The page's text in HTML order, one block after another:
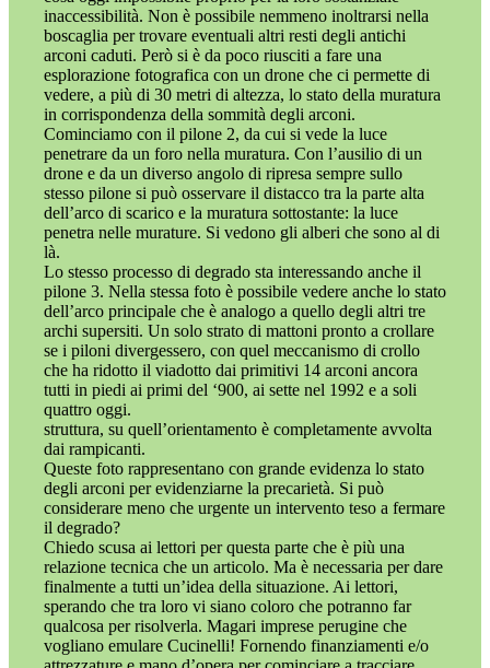
inaccessibilità. Non è possibile nemmeno inoltrarsi nella
boscaglia per trovare eventuali altri resti degli antichi
arconi caduti. Però si è da poco riusciti a fare una
esplorazione fotografica con un drone che ci permette di
vedere, a più di 30 metri di altezza, lo stato della muratura
in corrispondenza della sommità degli arconi.
Cominciamo con il pilone 2, da cui si vede la luce
penetrare da un foro nella muratura. Con l’ausilio di un
drone e da un diverso angolo di ripresa sempre sullo
stesso pilone si può osservare il distacco tra la parte alta
dell’arco di scarico e la muratura sottostante: la luce
penetra nelle murature. Si vedono gli alberi che sono al di
là.
Lo stesso processo di degrado sta interessando anche il
pilone 3. Nella stessa foto è possibile vedere anche lo stato
dell’arco principale che è analogo a quello degli altri tre
archi supersiti. Un solo strato di mattoni pronto a crollare
se i piloni divergessero, con quel meccanismo di crollo
che ha ridotto il viadotto dai primitivi 14 arconi ancora
tutti in piedi ai primi del ‘900, ai sette nel 1992 e a soli
quattro oggi.
struttura, su quell’orientamento è completamente avvolta
dai rampicanti.
Queste foto rappresentano con grande evidenza lo stato
degli arconi per evidenziarne la precarietà. Si può
considerare meno che urgente un intervento teso a fermare
il degrado?
Chiedo scusa ai lettori per questa parte che è più una
relazione tecnica che un articolo. Ma è necessaria per dare
finalmente a tutti un’idea della situazione. Ai lettori,
sperando che tra loro vi siano coloro che potranno far
qualcosa per risolverla. Magari imprese perugine che
vogliano emulare Cucinelli! Fornendo finanziamenti e/o